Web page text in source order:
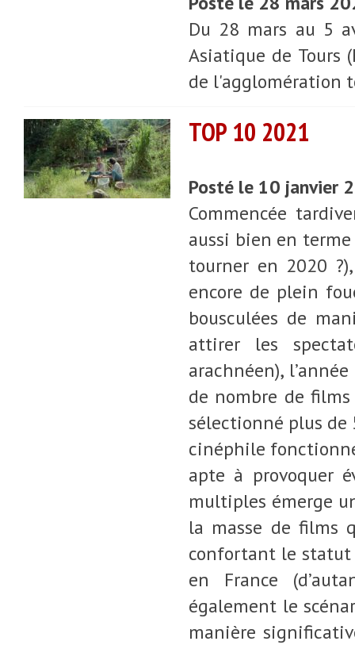
Du 28 mars au 5
Asiatique de Tours
de l'agglomération
TOP 10 2021
Posté le 10 janvier
Commencée
aussi bien en
tourner en 2020
encore de plein
bousculées de
attirer les
arachnéen),
de nombre de
sélectionné plus de
cinéphile
apte à provoquer
multiples émerge
la masse de films
confortant le statut
en France
également le
manière